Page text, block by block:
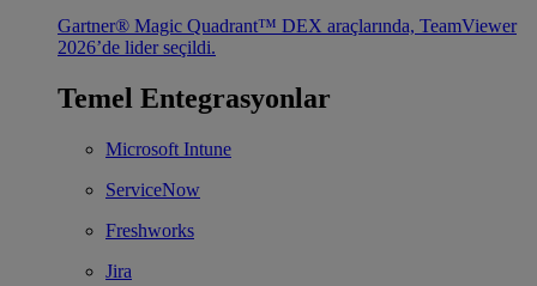
Gartner® Magic Quadrant™ DEX araçlarında, TeamViewer
2026’de lider seçildi.
Temel Entegrasyonlar
Microsoft Intune
ServiceNow
Freshworks
Jira